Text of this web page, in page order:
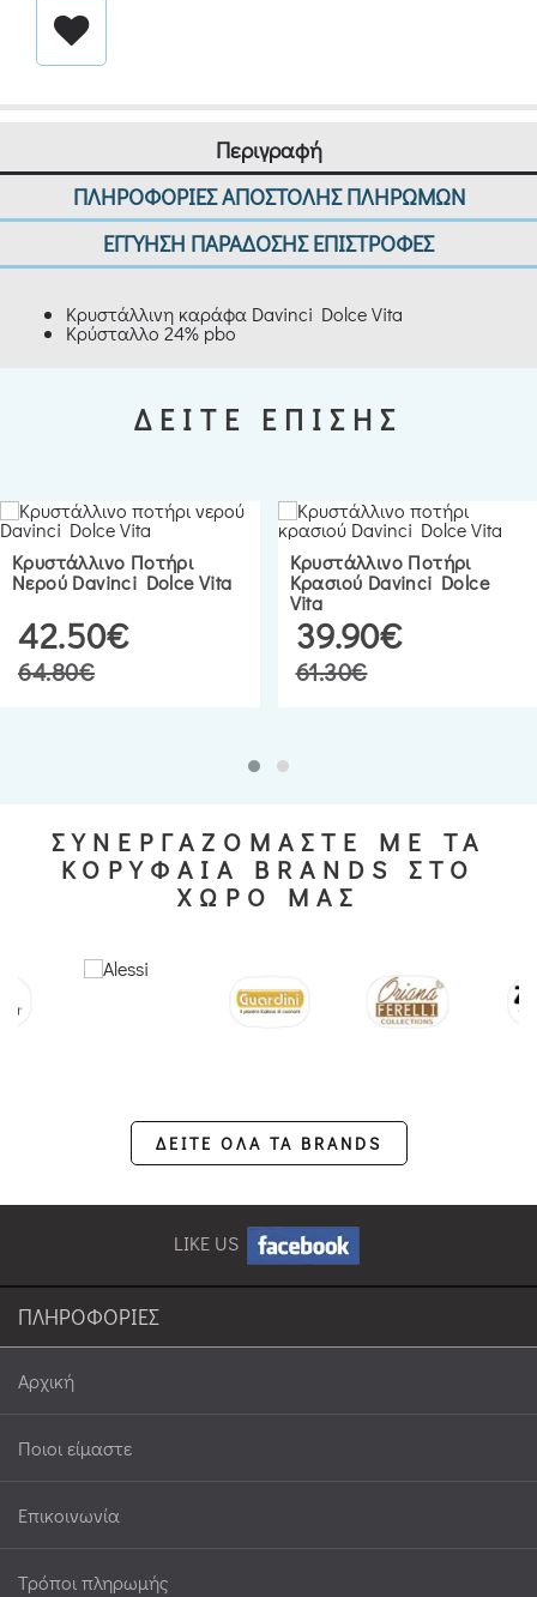
Περιγραφή
ΠΛΗΡΟΦΟΡΙΕΣ ΑΠΟΣΤΟΛΗΣ ΠΛΗΡΩΜΩΝ
ΕΓΓΥΗΣΗ ΠΑΡΑΔΟΣΗΣ ΕΠΙΣΤΡΟΦΕΣ
Κρυστάλλινη καράφα Davinci Dolce Vita
Κρύσταλλο 24% pbo
ΔΕΙΤΕ ΕΠΙΣΗΣ
Κρυστάλλινο Ποτήρι
Νερού Davinci Dolce Vita
42.50€
64.80€
Κρυστάλλινο Ποτήρι
Κρασιού Davinci Dolce
Vita
39.90€
61.30€
ΣΥΝΕΡΓΑΖΟΜΑΣΤΕ ΜΕ ΤΑ
ΚΟΡΥΦΑΙΑ BRANDS ΣΤΟ
ΧΩΡΟ ΜΑΣ
ΔΕΙΤΕ ΟΛΑ ΤΑ BRANDS
LIKE US
ΠΛΗΡΟΦΟΡΙΕΣ
Αρχική
Ποιοι είμαστε
Επικοινωνία
Τρόποι πληρωμής